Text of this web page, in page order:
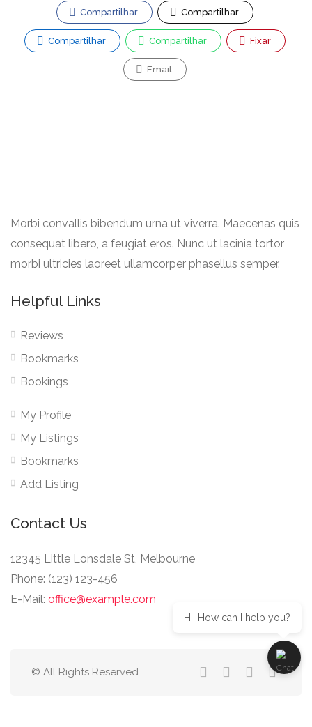
Compartilhar Compartilhar
Compartilhar Compartilhar Fixar
Email
Morbi convallis bibendum urna ut viverra. Maecenas quis
consequat libero, a feugiat eros. Nunc ut lacinia tortor
morbi ultricies laoreet ullamcorper phasellus semper.
Helpful Links
Reviews
Bookmarks
Bookings
My Profile
My Listings
Bookmarks
Add Listing
Contact Us
12345 Little Lonsdale St, Melbourne
Phone: (123) 123-456
E-Mail: office@example.com
© All Rights Reserved.
Hi! How can I help you?